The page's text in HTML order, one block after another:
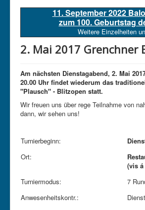
11. September 2022
zum 100. Geburtstag
Weitere Einzelheiten
2. Mai 2017 Grenchner
Am nächsten Dienstagabend, 2. Mai
20.00 Uhr findet wiederum das
"Plausch" - Blitzopen statt.
Wir freuen uns über rege Teilnahme von
dann, wir sehen uns!
Turnierbeginn:
Ort:
(vis
Turniermodus:
7
Anwesenheitskontr.: